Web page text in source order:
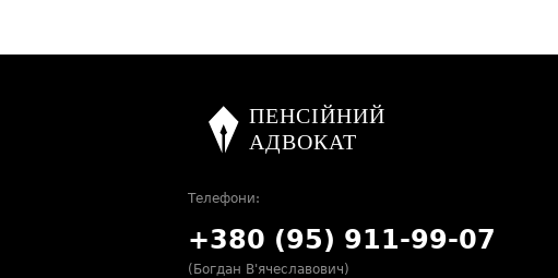
Телефони:
+380 (95) 911-99-07
(Богдан В'ячеславович)